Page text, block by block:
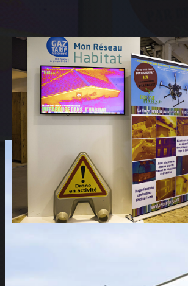
ACCUEIL
NOS DIFFERENTES
PRESTATIONS
NOS REALISATIONS
Lorem ipsum dolor sit amet,
Ut elit tellus, luctus nec ullamcorper
dapibus leo.